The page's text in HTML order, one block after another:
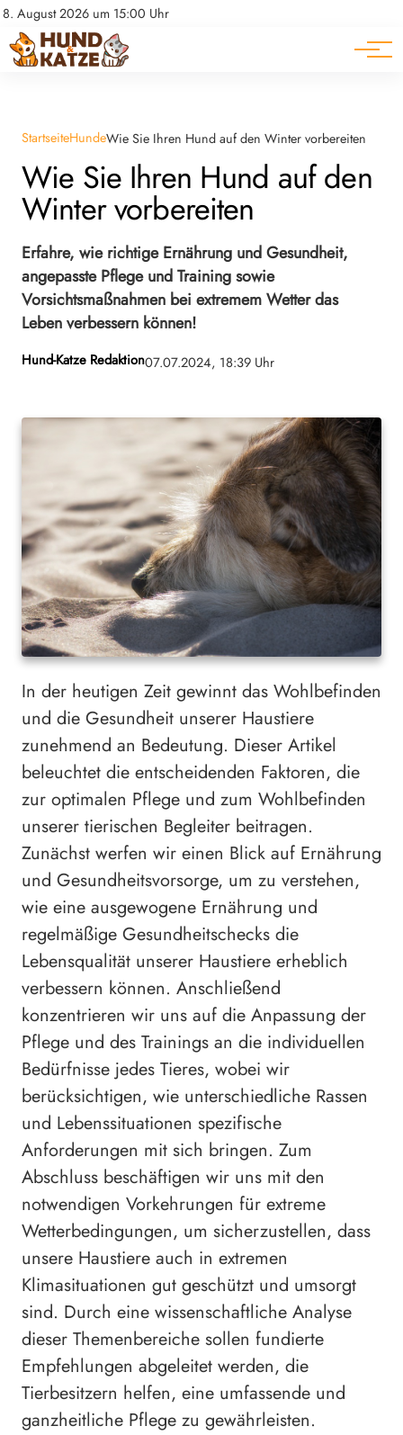
8. August 2026 um 15:00 Uhr
Datenschutz
Impressum
Pferde
Ratgeber
StartseiteHundeWie Sie Ihren Hund auf den Winter vorbereiten
Wie Sie Ihren Hund auf den
Winter vorbereiten
Erfahre, wie richtige Ernährung und Gesundheit,
angepasste Pflege und Training sowie
Vorsichtsmaßnahmen bei extremem Wetter das
Leben verbessern können!
Hund-Katze Redaktion07.07.2024, 18:39 Uhr
In der heutigen Zeit gewinnt das Wohlbefinden
und die Gesundheit unserer Haustiere
zunehmend an Bedeutung. Dieser Artikel
beleuchtet die entscheidenden Faktoren, die
zur optimalen Pflege und zum Wohlbefinden
unserer tierischen Begleiter beitragen.
Zunächst werfen wir einen Blick auf Ernährung
und Gesundheitsvorsorge, um zu verstehen,
wie eine ausgewogene Ernährung und
regelmäßige Gesundheitschecks die
Lebensqualität unserer Haustiere erheblich
verbessern können. Anschließend
konzentrieren wir uns auf die Anpassung der
Pflege und des Trainings an die individuellen
Bedürfnisse jedes Tieres, wobei wir
berücksichtigen, wie unterschiedliche Rassen
und Lebenssituationen spezifische
Anforderungen mit sich bringen. Zum
Abschluss beschäftigen wir uns mit den
notwendigen Vorkehrungen für extreme
Wetterbedingungen, um sicherzustellen, dass
unsere Haustiere auch in extremen
Klimasituationen gut geschützt und umsorgt
sind. Durch eine wissenschaftliche Analyse
dieser Themenbereiche sollen fundierte
Empfehlungen abgeleitet werden, die
Tierbesitzern helfen, eine umfassende und
ganzheitliche Pflege zu gewährleisten.